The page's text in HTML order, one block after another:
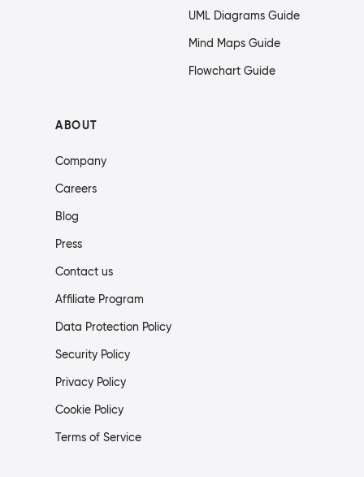
UML Diagrams Guide
Mind Maps Guide
Flowchart Guide
ABOUT
Company
Careers
Blog
Press
Contact us
Affiliate Program
Data Protection Policy
Security Policy
Privacy Policy
Cookie Policy
Terms of Service